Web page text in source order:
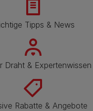
Tipps & News
Draht & Expertenwissen
Rabatte & Angebote